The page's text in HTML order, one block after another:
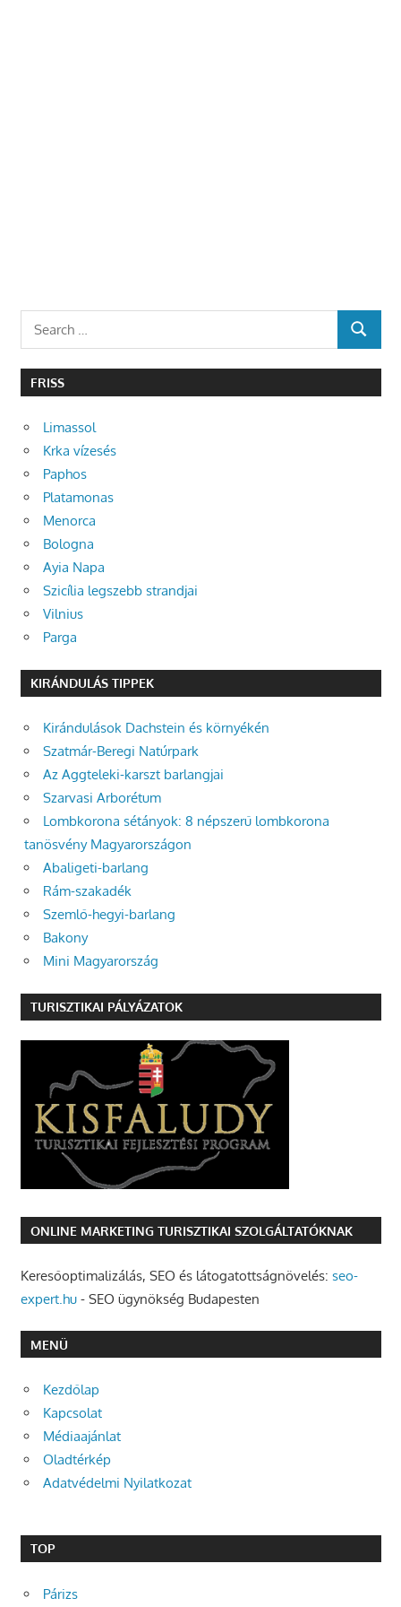
SEARCH
FRISS
Limassol
Krka vízesés
Paphos
Platamonas
Menorca
Bologna
Ayia Napa
Szicília legszebb strandjai
Vilnius
Parga
KIRÁNDULÁS TIPPEK
Kirándulások Dachstein és környékén
Szatmár-Beregi Natúrpark
Az Aggteleki-karszt barlangjai
Szarvasi Arborétum
Lombkorona sétányok: 8 népszerű lombkorona
tanösvény Magyarországon
Abaligeti-barlang
Rám-szakadék
Szemlő-hegyi-barlang
Bakony
Mini Magyarország
TURISZTIKAI PÁLYÁZATOK
ONLINE MARKETING TURISZTIKAI SZOLGÁLTATÓKNAK
Keresőoptimalizálás, SEO és látogatottságnövelés: seo-
expert.hu- SEO ügynökség Budapesten
MENÜ
Kezdőlap
Kapcsolat
Médiaajánlat
Oladtérkép
Adatvédelmi Nyilatkozat
TOP
Párizs